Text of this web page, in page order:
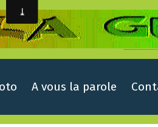
A vous la parole